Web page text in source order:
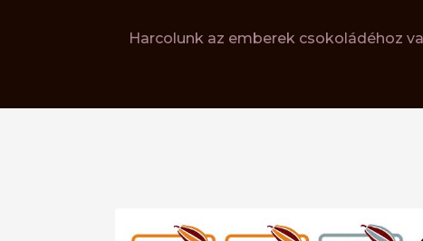
Harcolunk az emberek csokoládéhoz